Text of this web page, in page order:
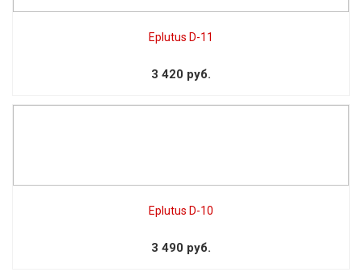
Eplutus D-11
3 420 руб.
Eplutus D-10
3 490 руб.